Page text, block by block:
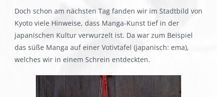
Doch schon am nächsten Tag fanden wir im Stadtbild von
Kyoto viele Hinweise, dass Manga-Kunst tief in der
japanischen Kultur verwurzelt ist. Da war zum Beispiel
das süße Manga auf einer Votivtafel (japanisch: ema),
welches wir in einem Schrein entdeckten.